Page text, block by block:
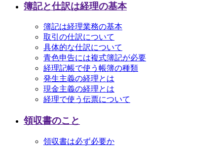
簿記と仕訳は経理の基本
簿記は経理業務の基本
取引の仕訳について
具体的な仕訳について
青色申告には複式簿記が必要
経理記帳で使う帳簿の種類
発生主義の経理とは
現金主義の経理とは
経理で使う伝票について
領収書のこと
領収書は必ず必要か